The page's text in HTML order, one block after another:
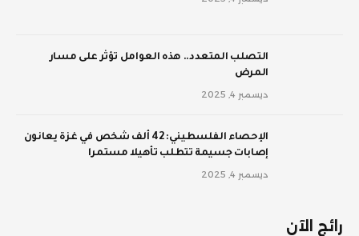
‫التصلب المتعدد.. هذه العوامل تؤثر على مسار
المرض
ديسمبر 4, 2025
الإحصاء الفلسطيني: 42 ألف شخص في غزة يعانون
إصابات جسيمة تتطلب تأهيلا مستمرا
ديسمبر 4, 2025
رائج الآن